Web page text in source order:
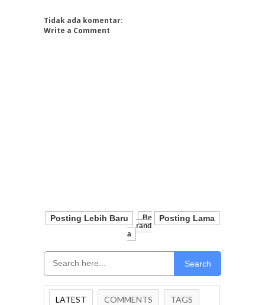
Tidak ada komentar:
Write a Comment
Posting Lebih Baru Posting Lama
Be
Rand
A
Search
LATEST COMMENTS TAGS